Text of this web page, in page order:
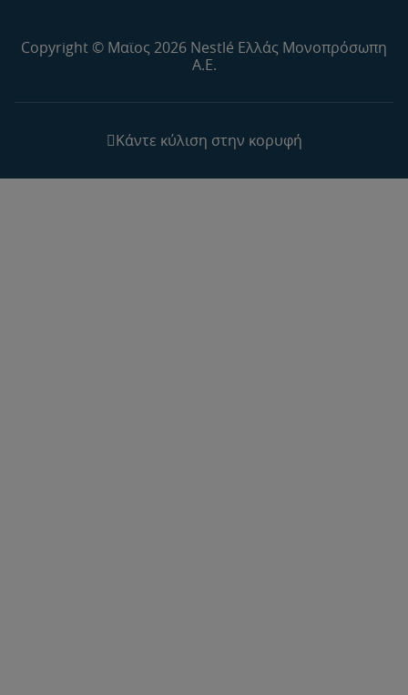
Copyright © Μαϊος 2026 Nestlé Ελλάς Μονοπρόσωπη
Α.Ε.
Κάντε κύλιση στην κορυφή